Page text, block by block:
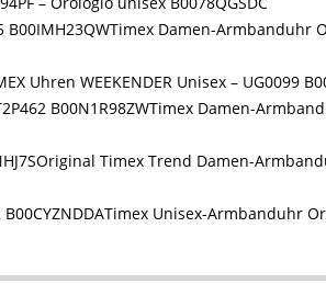
Timex Damen-Armbanduhr
Uhren WEEKENDER Unisex – UG0099
Timex Damen-
Original Timex Trend Damen-
Timex Unisex-Armbanduhr